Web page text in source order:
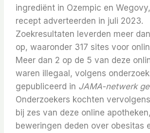
ingrediënt in Ozempic en
recept adverteerden in juli 2023.
Zoekresultaten leverden meer
op, waaronder 317 sites voor
Meer dan 2 op de 5 van deze
waren illegaal, volgens
gepubliceerd in JAMA-netwerk
Onderzoekers kochten
bij zes van deze online
beweringen deden over obesitas